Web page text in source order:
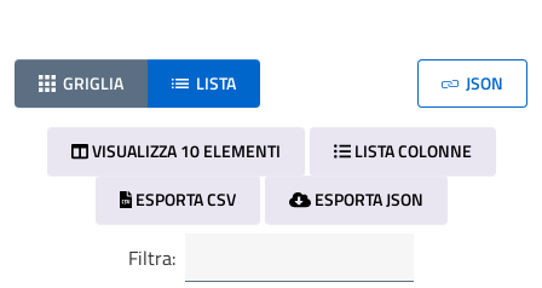
GRIGLIA LISTA JSON
VISUALIZZA 10 ELEMENTI
LISTA COLONNE
ESPORTA CSV
ESPORTA JSON
Filtra: